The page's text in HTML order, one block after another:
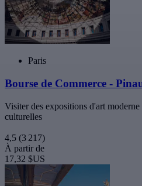
Paris
Bourse de Commerce -
Visiter des expositions d'art moderne
culturelles
4,5 (3 217)
À partir de
17,32 $US